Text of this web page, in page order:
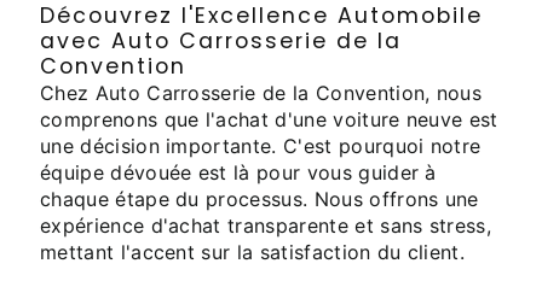
Découvrez l'Excellence Automobile
avec Auto Carrosserie de la
Convention
Chez Auto Carrosserie de la Convention, nous
comprenons que l'achat d'une voiture neuve est
une décision importante. C'est pourquoi notre
équipe dévouée est là pour vous guider à
chaque étape du processus. Nous offrons une
expérience d'achat transparente et sans stress,
mettant l'accent sur la satisfaction du client.